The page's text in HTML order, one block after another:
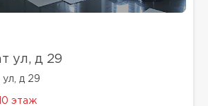
ул, д 29
д 29
10 этаж